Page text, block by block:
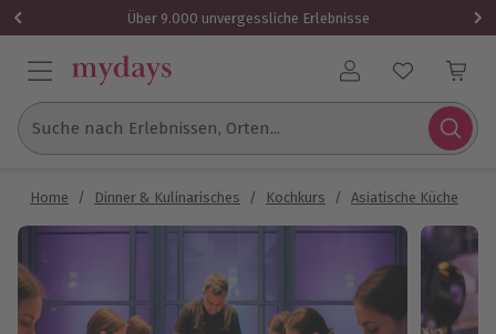
Über 9.000 unvergessliche Erlebnisse
Benutzerkonto
Suche nach Erlebnissen, Orten...
Home / Dinner & Kulinarisches / Kochkurs / Asiatische Küche